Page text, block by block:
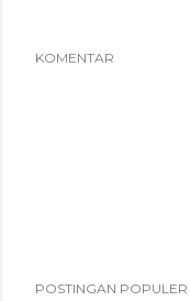
KOMENTAR
POSTINGAN POPULER